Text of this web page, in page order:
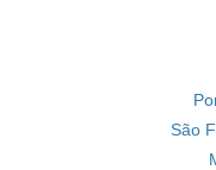
São